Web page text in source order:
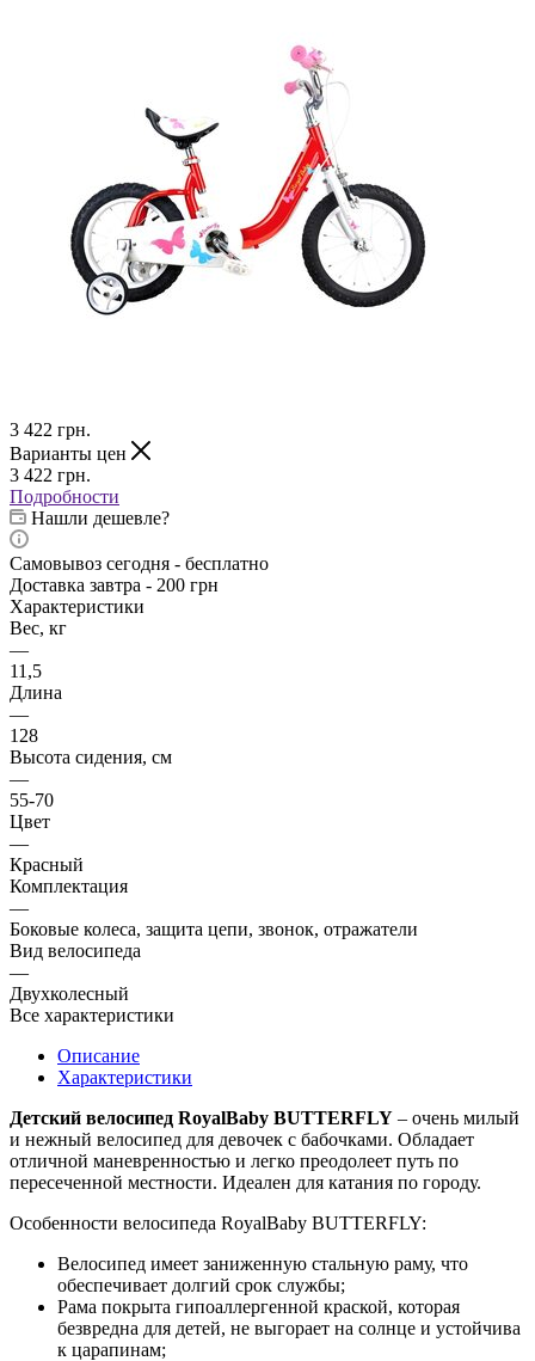
3 422 грн.
Варианты цен
3 422 грн.
Подробности
Нашли дешевле?
Самовывоз сегодня - бесплатно
Доставка завтра - 200 грн
Характеристики
Вес, кг
—
11,5
Длина
—
128
Высота сидения, см
—
55-70
Цвет
—
Красный
Комплектация
—
Боковые колеса, защита цепи, звонок, отражатели
Вид велосипеда
—
Двухколесный
Все характеристики
Описание
Характеристики
Детский велосипед RoyalBaby BUTTERFLY – очень милый
и нежный велосипед для девочек с бабочками. Обладает
отличной маневренностью и легко преодолеет путь по
пересеченной местности. Идеален для катания по городу.
Особенности велосипеда RoyalBaby BUTTERFLY:
Велосипед имеет заниженную стальную раму, что
обеспечивает долгий срок службы;
Рама покрыта гипоаллергенной краской, которая
безвредна для детей, не выгорает на солнце и устойчива
к царапинам;